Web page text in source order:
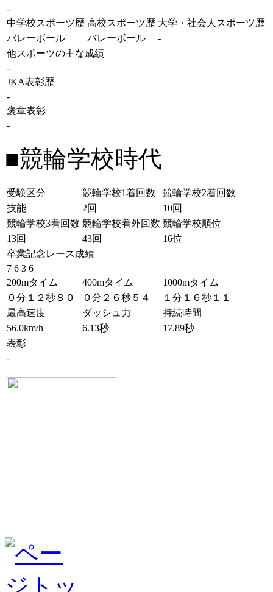
-
中学校スポーツ歴 高校スポーツ歴 大学・社会人スポーツ歴
バレーボール
バレーボール
-
他スポーツの主な成績
-
JKA表彰歴
-
褒章表彰
-
■競輪学校時代
受験区分 競輪学校1着回数
競輪学校2着回数
技能
2回
10回
競輪学校3着回数 競輪学校着外回数 競輪学校順位
13回
43回
16位
卒業記念レース成績
7 6 3 6
200mタイム
400mタイム
1000mタイム
０分１２秒８０
０分２６秒５４
１分１６秒１１
最高速度
ダッシュ力
持続時間
56.0km/h
6.13秒
17.89秒
表彰
-